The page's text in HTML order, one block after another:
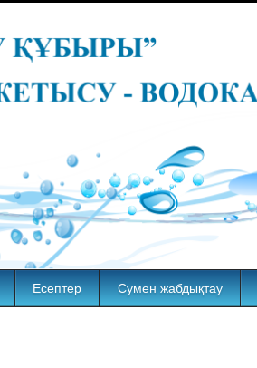
Есептер Сумен жабдықтау